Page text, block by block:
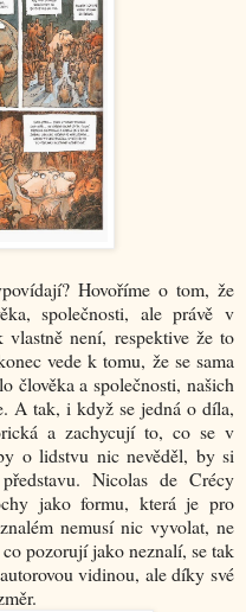
Hovoříme o tom, že
společnosti, ale právě v
není, respektive že to
vede k tomu, že se sama
člověka a společnosti, našich
A tak, i když se jedná o díla,
a zachycují to, co se v
o lidstvu nic nevěděl, by si
Nicolas de Crécy
jako formu, která je pro
nemusí nic vyvolat, ne
pozorují jako neznalí, se tak
vidinou, ale díky své